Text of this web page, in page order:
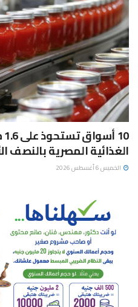
الغذائية المصرية بالنصف
الخميس 6 أغسطس 2026